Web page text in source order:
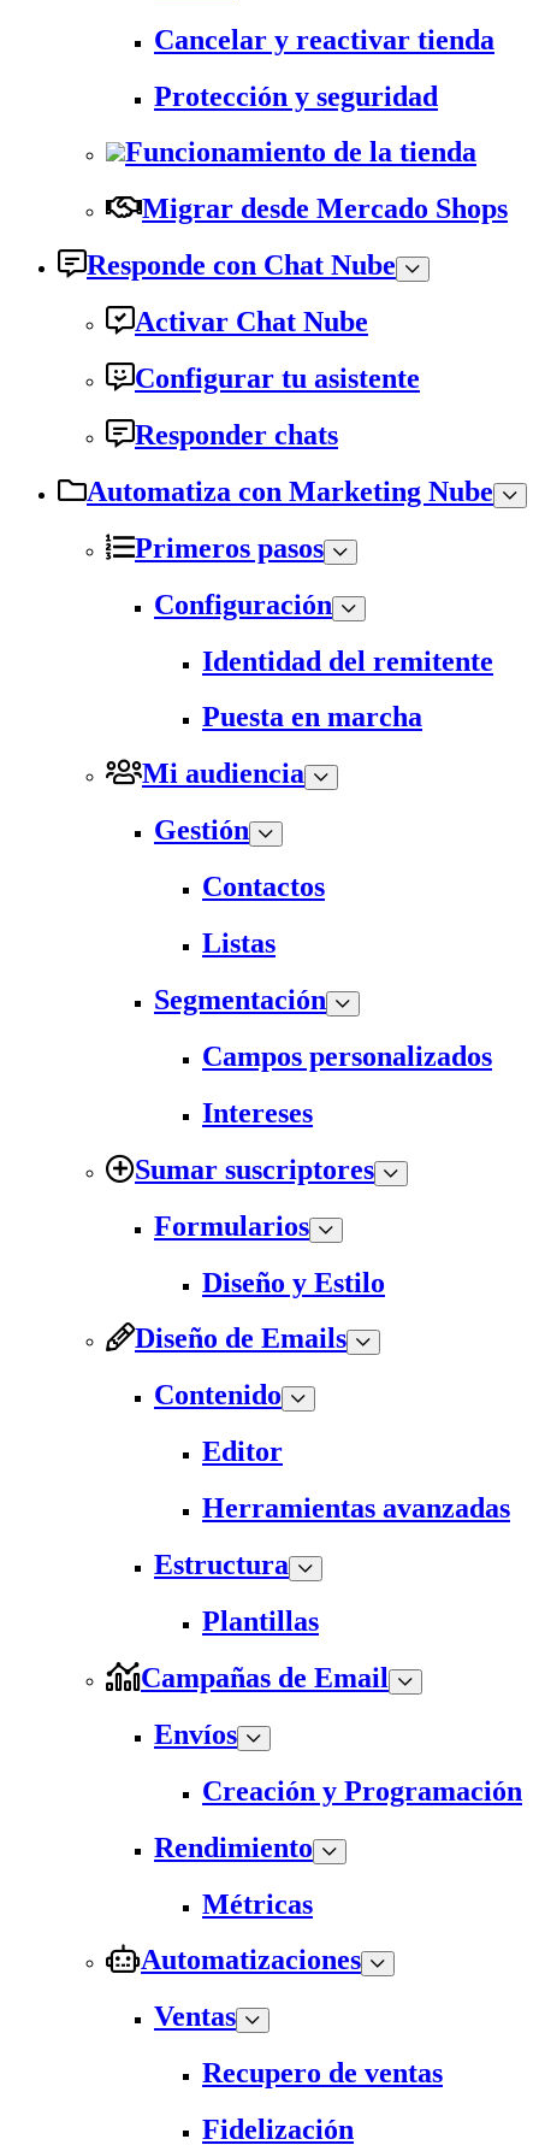
Cancelar y reactivar tienda
Protección y seguridad
Funcionamiento de la tienda
Migrar desde Mercado Shops
Responde con Chat Nube
Activar Chat Nube
Configurar tu asistente
Responder chats
Automatiza con Marketing Nube
Primeros pasos
Configuración
Identidad del remitente
Puesta en marcha
Mi audiencia
Gestión
Contactos
Listas
Segmentación
Campos personalizados
Intereses
Sumar suscriptores
Formularios
Diseño y Estilo
Diseño de Emails
Contenido
Editor
Herramientas avanzadas
Estructura
Plantillas
Campañas de Email
Envíos
Creación y Programación
Rendimiento
Métricas
Automatizaciones
Ventas
Recupero de ventas
Fidelización